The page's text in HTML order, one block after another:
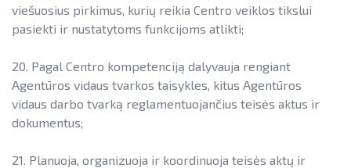
viešuosius pirkimus, kurių reikia Centro veiklos tikslui
pasiekti ir nustatytoms funkcijoms atlikti;
20. Pagal Centro kompetenciją dalyvauja rengiant
Agentūros vidaus tvarkos taisykles, kitus Agentūros
vidaus darbo tvarką reglamentuojančius teisės aktus ir
dokumentus;
21. Planuoja, organizuoja ir koordinuoja teisės aktų ir